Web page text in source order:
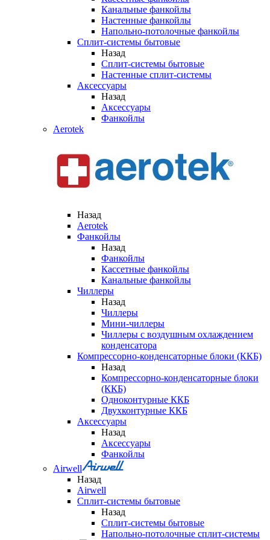
Канальные фанкойлы
Настенные фанкойлы
Напольно-потолочные фанкойлы
Сплит-системы бытовые
Назад
Сплит-системы бытовые
Настенные сплит-системы
Аксессуары
Назад
Аксессуары
Фанкойлы
Aerotek
Назад
Aerotek
Фанкойлы
Назад
Фанкойлы
Кассетные фанкойлы
Канальные фанкойлы
Чиллеры
Назад
Чиллеры
Мини-чиллеры
Чиллеры с воздушным охлаждением
конденсатора
Компрессорно-конденсаторные блоки (ККБ)
Назад
Компрессорно-конденсаторные блоки
(ККБ)
Одноконтурные ККБ
Двухконтурные ККБ
Аксессуары
Назад
Аксессуары
Фанкойлы
Airwell
Назад
Airwell
Сплит-системы бытовые
Назад
Сплит-системы бытовые
Напольно-потолочные сплит-системы